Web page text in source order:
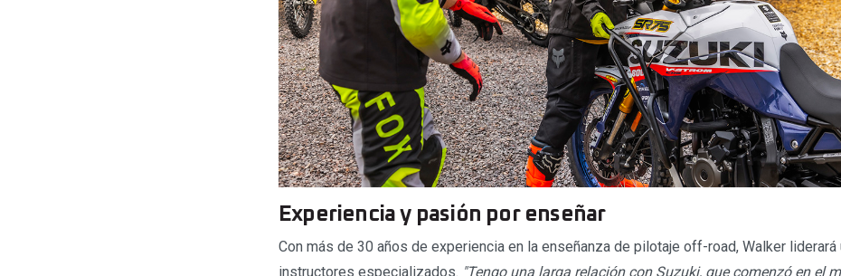
Experiencia y pasión por enseñar
Con más de 30 años de experiencia en la enseñanza de pilotaje off-road, Walker liderará
instructores especializados. "Tengo una larga relación con Suzuki, que comenzó en el